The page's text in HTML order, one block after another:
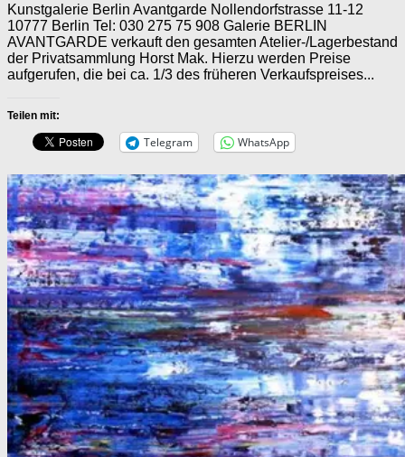
Kunstgalerie Berlin Avantgarde Nollendorfstrasse 11-12
10777 Berlin Tel: 030 275 75 908 Galerie BERLIN
AVANTGARDE verkauft den gesamten Atelier-/Lagerbestand
der Privatsammlung Horst Mak. Hierzu werden Preise
aufgerufen, die bei ca. 1/3 des früheren Verkaufspreises...
Teilen mit:
Telegram WhatsApp